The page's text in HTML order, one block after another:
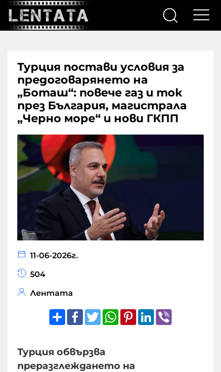
Турция постави условия за
предоговарянето на
„Боташ“: повече газ и ток
през България, магистрала
„Черно море“ и нови ГКПП
11-06-2026г.
504
Лентата
ShareFacebook
TwitterWhatsApp
Pinterest
LinkedIn
Турция обвързва
преразглеждането на